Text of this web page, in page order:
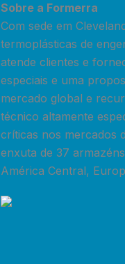
Sobre a Formerra
Com sede em
termoplásticas de
atende clientes e
especiais e uma
mercado global e
técnico altamente
críticas nos mercados
enxuta de 37
América Central,